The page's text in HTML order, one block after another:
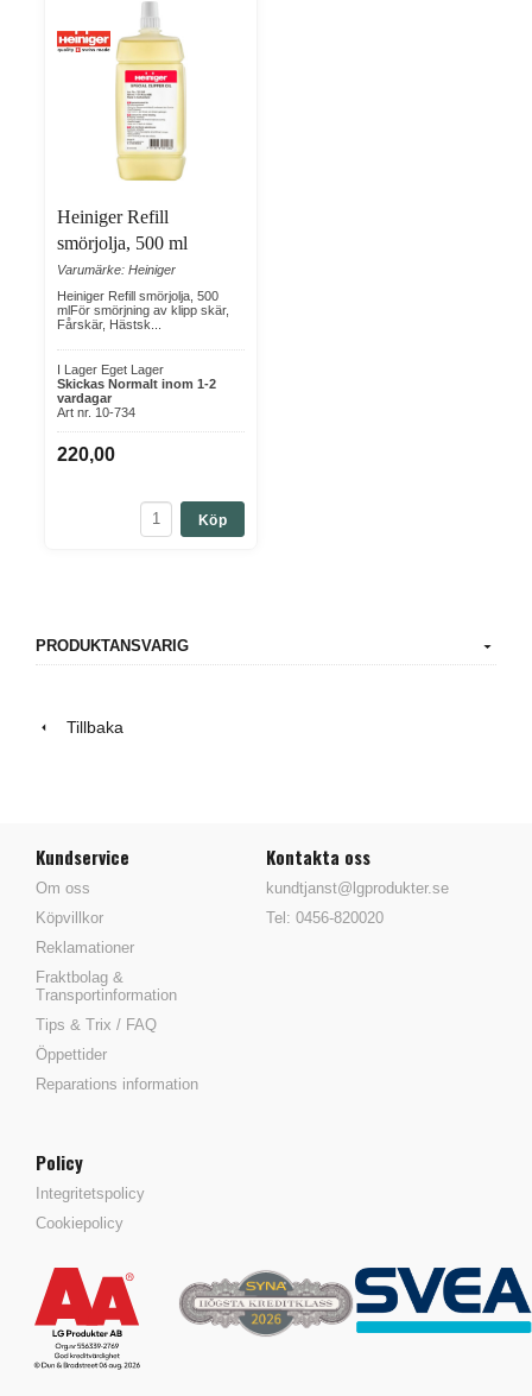
Heiniger Refill
smörjolja, 500 ml
Varumärke: Heiniger
Heiniger Refill smörjolja, 500
mlFör smörjning av klipp skär,
Fårskär, Hästsk...
I Lager Eget Lager
Skickas Normalt inom 1-2
vardagar
Art nr. 10-734
220,00
Köp
PRODUKTANSVARIG
Tillbaka
Kundservice
Om oss
Köpvillkor
Reklamationer
Fraktbolag &
Transportinformation
Tips & Trix / FAQ
Öppettider
Reparations information
Kontakta oss
kundtjanst@lgprodukter.se
Tel: 0456-820020
Policy
Integritetspolicy
Cookiepolicy